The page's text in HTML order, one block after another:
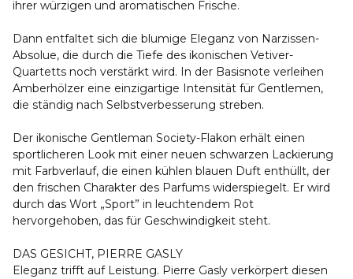
ihrer würzigen und aromatischen Frische.
Dann entfaltet sich die blumige Eleganz von Narzissen-
Absolue, die durch die Tiefe des ikonischen Vetiver-
Quartetts noch verstärkt wird. In der Basisnote verleihen
Amberhölzer eine einzigartige Intensität für Gentlemen,
die ständig nach Selbstverbesserung streben.
Der ikonische Gentleman Society-Flakon erhält einen
sportlicheren Look mit einer neuen schwarzen Lackierung
mit Farbverlauf, die einen kühlen blauen Duft enthüllt, der
den frischen Charakter des Parfums widerspiegelt. Er wird
durch das Wort „Sport” in leuchtendem Rot
hervorgehoben, das für Geschwindigkeit steht.
DAS GESICHT, PIERRE GASLY
Eleganz trifft auf Leistung. Pierre Gasly verkörpert diesen